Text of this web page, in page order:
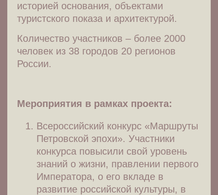
историей основания, объектами
туристского показа и архитектурой.
Количество участников – более 2000
человек из 38 городов 20 регионов
России.
Мероприятия в рамках проекта:
Всероссийский конкурс «Маршруты
Петровской эпохи». Участники
конкурса повысили свой уровень
знаний о жизни, правлении первого
Императора, о его вкладе в
развитие российской культуры, в